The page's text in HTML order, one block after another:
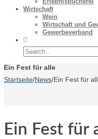
Wirtschaft
Wein
Wirtschaft und
Gewerbeverband
Ein Fest für alle
Startseite/News/Ein Fest für
Ein Fest für